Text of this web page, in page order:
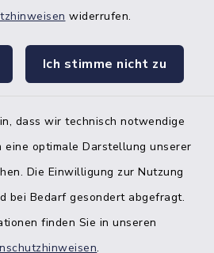
widerrufen.
Ich stimme nicht zu
dass wir technisch notwendige
eine optimale Darstellung unserer
Die Einwilligung zur Nutzung
bei Bedarf gesondert abgefragt.
finden Sie in unseren
.
facebook
der Amtskasse